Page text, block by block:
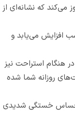
می‌کند که نشانه‌ای از
افزایش می‌یابد و
هنگام استراحت نیز
روزانه شما شده
خستگی شدیدی